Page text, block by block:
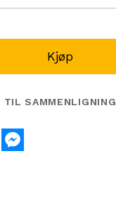
Kjøp
TIL SAMMENLIGNING
Twitter